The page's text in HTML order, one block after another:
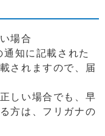
場合
知に記載された
されますので、届
しい場合でも、早
方は、フリガナの